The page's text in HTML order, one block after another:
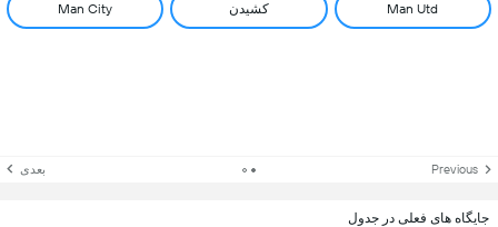
Man Utd کشیدن Man City
Previous بعدی
جایگاه های فعلی در جدول